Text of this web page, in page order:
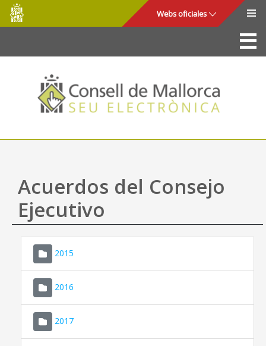
Saltar al contenido principal
Consell
de
Mallorca
Webs oficiales
La Sede
Consejo de Mallorca
Acceso y seguridad
Utilidades
Mapa web
Ayuda
Acuerdos del Consejo
Ejecutivo
2015
2016
2017